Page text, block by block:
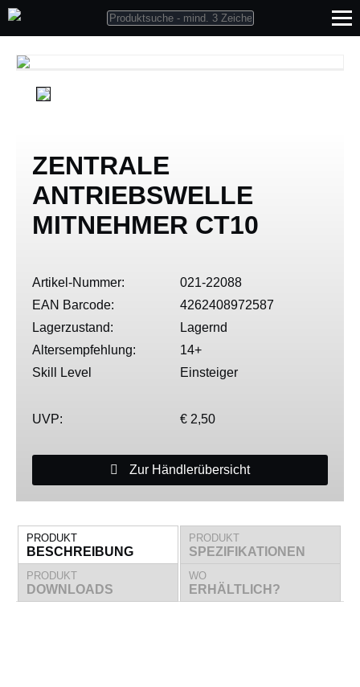
ZENTRALE
ANTRIEBSWELLE
MITNEHMER CT10
Artikel-Nummer:
021-22088
EAN Barcode:
4262408972587
Lagerzustand:
Lagernd
Altersempfehlung:
14+
Skill Level
Einsteiger
UVP: € 2,50
Zur Händlerübersicht
PRODUKT
BESCHREIBUNG
PRODUKT
SPEZIFIKATIONEN
PRODUKT
DOWNLOADS
WO
ERHÄLTLICH?